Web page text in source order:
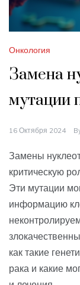
Онкология
Замена
мутации
16 Октября 2024
Замены
критическую
Эти мутации
информацию
как такие
рака и какие